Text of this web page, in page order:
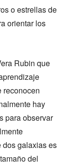
o estrellas de
orientar los
Rubin que
reconocen
hay
para observar
galaxias es
del